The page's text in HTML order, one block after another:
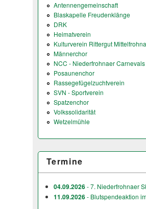
Antennengemeinschaft
Blaskapelle Freudenklänge
DRK
Heimatverein
Kulturverein Rittergut Mittelfrohna
Männerchor
NCC - Niederfrohnaer
Posaunenchor
Rassegefügelzuchtverein
SVN - Sportverein
Spatzenchor
Volkssolidarität
Wetzelmühle
Termine
04.09.2026- 7. Niederfrohnaer
11.09.2026- Blutspendeaktion